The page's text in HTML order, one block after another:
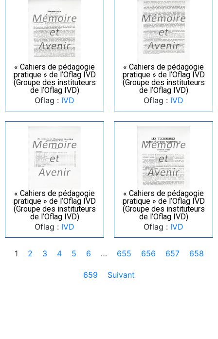
« Cahiers de pédagogie
pratique » de l’Oflag IVD
(Groupe des instituteurs
de l’Oflag IVD)
Oflag : IVD
« Cahiers de pédagogie
pratique » de l’Oflag IVD
(Groupe des instituteurs
de l’Oflag IVD)
Oflag : IVD
« Cahiers de pédagogie
pratique » de l’Oflag IVD
(Groupe des instituteurs
de l’Oflag IVD)
Oflag : IVD
« Cahiers de pédagogie
pratique » de l’Oflag IVD
(Groupe des instituteurs
de l’Oflag IVD)
Oflag : IVD
1 2 3 4 5 6 … 655 656 657 658
659 Suivant